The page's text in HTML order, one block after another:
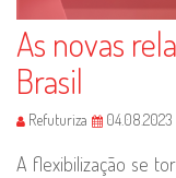
As novas
Brasil
Refuturiza 04.08.2023
A flexibilização se